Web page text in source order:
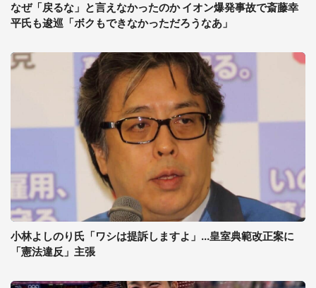
なぜ「戻るな」と言えなかったのか イオン爆発事故で斎藤幸
平氏も逡巡「ボクもできなかっただろうなあ」
小林よしのり氏「ワシは提訴しますよ」...皇室典範改正案に
「憲法違反」主張